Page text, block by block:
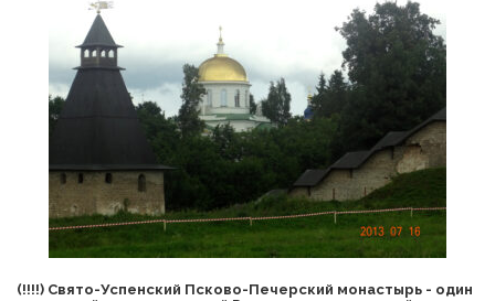
(!!!!) Свято-Успенский Псково-Печерский монастырь - один